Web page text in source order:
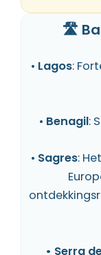
🛣
• Lagos:
• Benagil:
• Sagres:
• Serra